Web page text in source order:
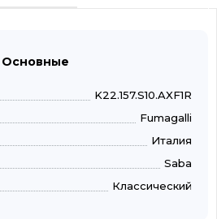
Основные
K22.157.S10.AXF1R
Fumagalli
Италия
Saba
Классический